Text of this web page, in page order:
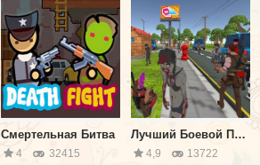
Смертельная Битва
4 32415
Лучший Боевой Пиксель Рояль Мультиплеер
4,9 13722